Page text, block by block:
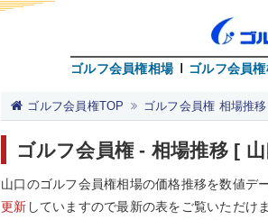
ゴルフ会員権相場 ゴルフ会員
ゴルフ会員権TOP ゴルフ会員権 相場推移
ゴルフ会員権 - 相場推移 [
山口のゴルフ会員権相場の価格推移を数値デ
更新 していますので最新の表をご覧いただけま